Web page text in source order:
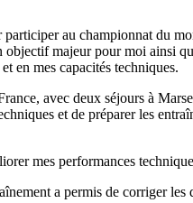
au championnat du
objectif majeur pour moi ainsi
en mes capacités techniques.
avec deux séjours à
et de préparer les
mes performances
a permis de corriger les